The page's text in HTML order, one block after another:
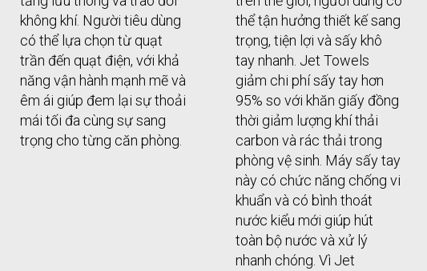
không khí. Người tiêu dùng
có thể lựa chọn từ quạt
trần đến quạt điện, với khả
năng vận hành mạnh mẽ và
êm ái giúp đem lại sự thoải
mái tối đa cùng sự sang
trọng cho từng căn phòng.
thể tận hưởng thiết kế sang
trọng, tiện lợi và sấy khô
tay nhanh. Jet Towels
giảm chi phí sấy tay hơn
95% so với khăn giấy đồng
thời giảm lượng khí thải
carbon và rác thải trong
phòng vệ sinh. Máy sấy tay
này có chức năng chống vi
khuẩn và có bình thoát
nước kiểu mới giúp hút
toàn bộ nước và xử lý
nhanh chóng. Vì Jet